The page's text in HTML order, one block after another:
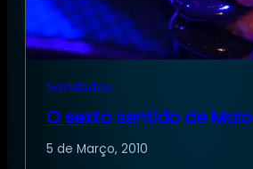
Novidades
O sexto sentido de Maio
5 de Março, 2010